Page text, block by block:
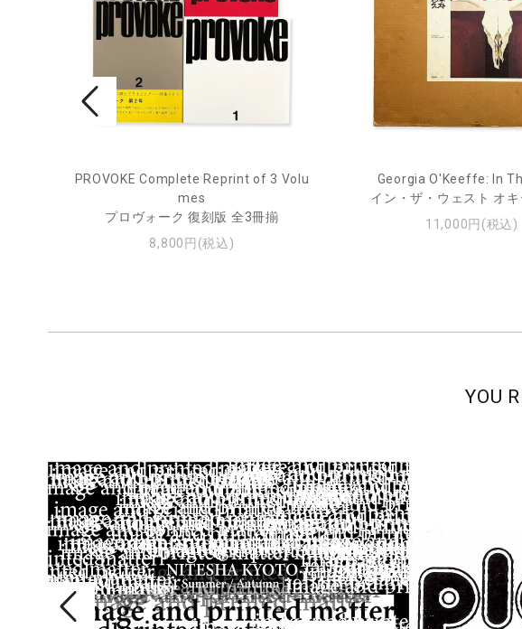
PROVOKE Complete Reprint of 3 Volu
mes
プロヴォーク 復刻版 全3冊揃
8,800円(税込)
Georgia O'Keeffe: In
イン・ザ・ウェスト オ
11,000円(税込)
YOU